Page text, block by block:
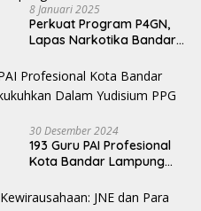
8 Januari 2025
Perkuat Program P4GN,
Lapas Narkotika Bandar
dari BNN Kabupaten
Lampung Selatan
30 Desember 2024
193 Guru PAI Profesional
Kota Bandar Lampung
Yudisium PPG Tahun 2024